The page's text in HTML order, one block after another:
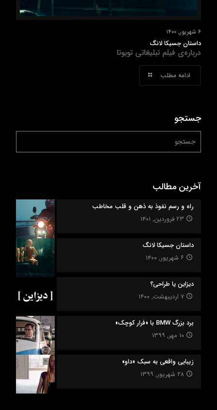
۶ شهریور, ۱۴۰۰
داستان جسیکا لانگ
درباره‌ی فیلم تبلیغاتی تویوتا
ادامه مطلب
جستجو
آخرین مطالب
راه‌‌ و‌ رسم نفوذ به ذهن و قلب مخاطب
۲۳ فروردین, ۱۴۰۱
داستان جسیکا لانگ
۶ شهریور, ۱۴۰۰
دیزاین یا طراحی؟
۷ اردیبهشت, ۱۴۰۰
برد بزرگ BMW با «فرار کوچک»
۱۰ مهر, ۱۳۹۹
زیبایی واقعی به سبک «داو»
۲۸ شهریور, ۱۳۹۹